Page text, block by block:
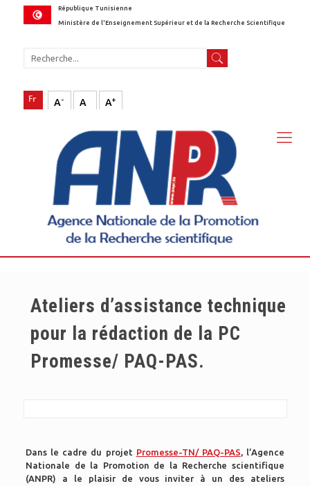
République Tunisienne
Ministère de l'Enseignement Supérieur et de la Recherche Scientifique
A- A A+
Ateliers d’assistance technique
pour la rédaction de la PC
Promesse/ PAQ-PAS.
Dans le cadre du projet Promesse-TN/ PAQ-PAS, l’Agence
Nationale de la Promotion de la Recherche scientifique
(ANPR) a le plaisir de vous inviter à un des ateliers